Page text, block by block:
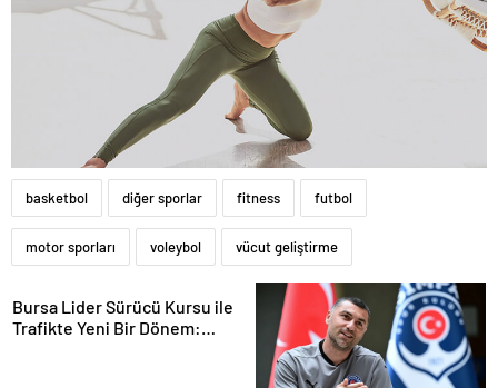
basketbol diğer sporlar fitness futbol
motor sporları voleybol vücut geliştirme
Bursa Lider Sürücü Kursu ile
Trafikte Yeni Bir Dönem: